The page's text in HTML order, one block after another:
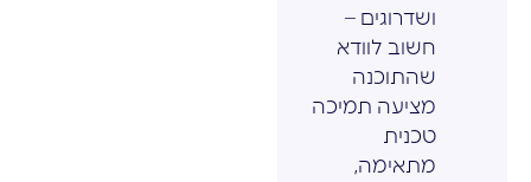
ושדרוגים –
חשוב לוודא
שהתוכנה
מציעה תמיכה
טכנית
מתאימה,